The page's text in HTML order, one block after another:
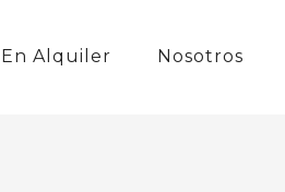
En Alquiler Nosotros